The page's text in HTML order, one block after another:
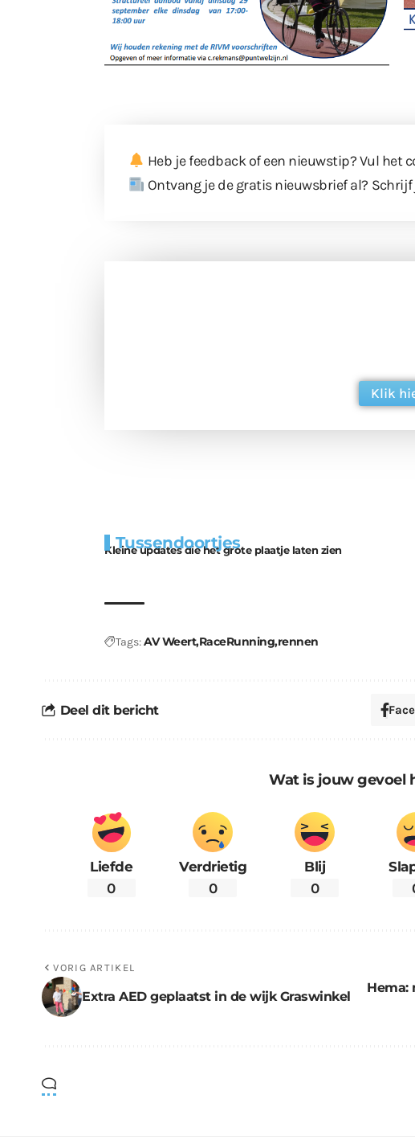
Heb je feedback of een nieuwstip? Vul het
Ontvang je de gratis nieuwsbrief al?
Klik
Tussendoortjes
Kleine updates die het grote plaatje laten zien
bouwmateriaal voor
kabouters
uitdaging
Tags:AV WeertRaceRunningrennen
Deel dit bericht
Wat is jouw gevoel
Liefde
0
Verdrietig
0
Blij
0
VORIG ARTIKEL
Extra AED geplaatst in de wijk Graswinkel
Hema: